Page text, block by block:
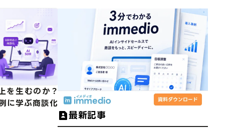
を生むのか？
に学ぶ商談化
最新記事